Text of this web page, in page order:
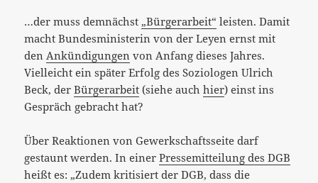
…der muss demnächst „Bürgerarbeit“ leisten. Damit
macht Bundesministerin von der Leyen ernst mit
den Ankündigungen von Anfang dieses Jahres.
Vielleicht ein später Erfolg des Soziologen Ulrich
Beck, derBürgerarbeit (siehe auchhier) einst ins
Gespräch gebracht hat?
Über Reaktionen von Gewerkschaftsseite darf
gestaunt werden. In einerPressemitteilung des DGB
heißt es: „Zudem kritisiert der DGB, dass die